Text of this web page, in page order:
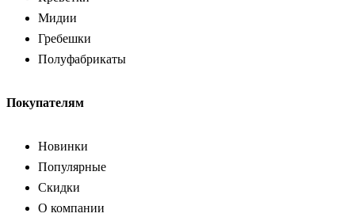
Мидии
Гребешки
Полуфабрикаты
Покупателям
Новинки
Популярные
Скидки
О компании